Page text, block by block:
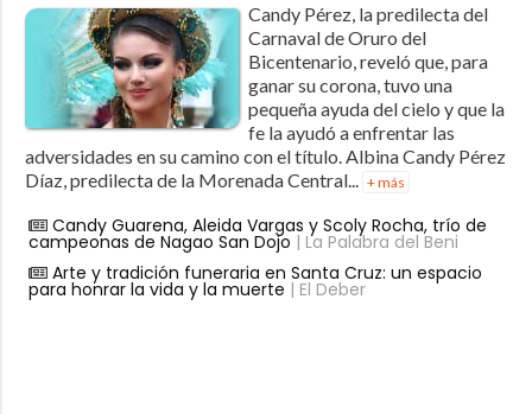
Candy Pérez, la predilecta del
Carnaval de Oruro del
Bicentenario, reveló que, para
ganar su corona, tuvo una
pequeña ayuda del cielo y que la
fe la ayudó a enfrentar las
adversidades en su camino con el título. Albina Candy Pérez
Díaz, predilecta de la Morenada Central... + más
Candy Guarena, Aleida Vargas y Scoly Rocha, trío de
campeonas de Nagao San Dojo | La Palabra del Beni
Arte y tradición funeraria en Santa Cruz: un espacio
para honrar la vida y la muerte | El Deber